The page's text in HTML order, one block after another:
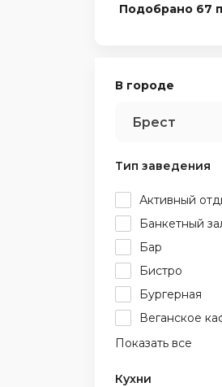
Подобрано 67
В городе
Брест
Тип заведения
Активный
Банкетный
Бар
Бистро
Бургерная
Веганское
Показать все
Кухни